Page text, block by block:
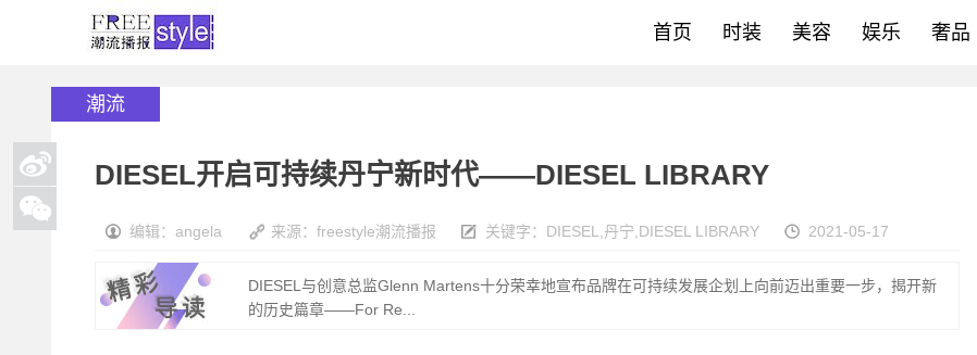
首页 时装 美容 娱乐 奢品
潮流
DIESEL开启可持续丹宁新时代——DIESEL LIBRARY
编辑：angela 来源：freestyle潮流播报 关键字： DIESEL 丹宁 DIESEL LIBRARY 2021-05-17
DIESEL与创意总监Glenn Martens十分荣幸地宣布品牌在可持续发展企划上向前迈出重要一步，揭开新
的历史篇章——For Re...